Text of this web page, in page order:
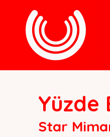
Yüzde
Star